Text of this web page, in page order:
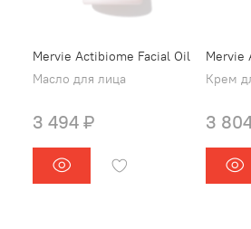
Mervie Actibiome Facial Oil
Масло для лица
3 494 ₽
Mervie
Крем
3